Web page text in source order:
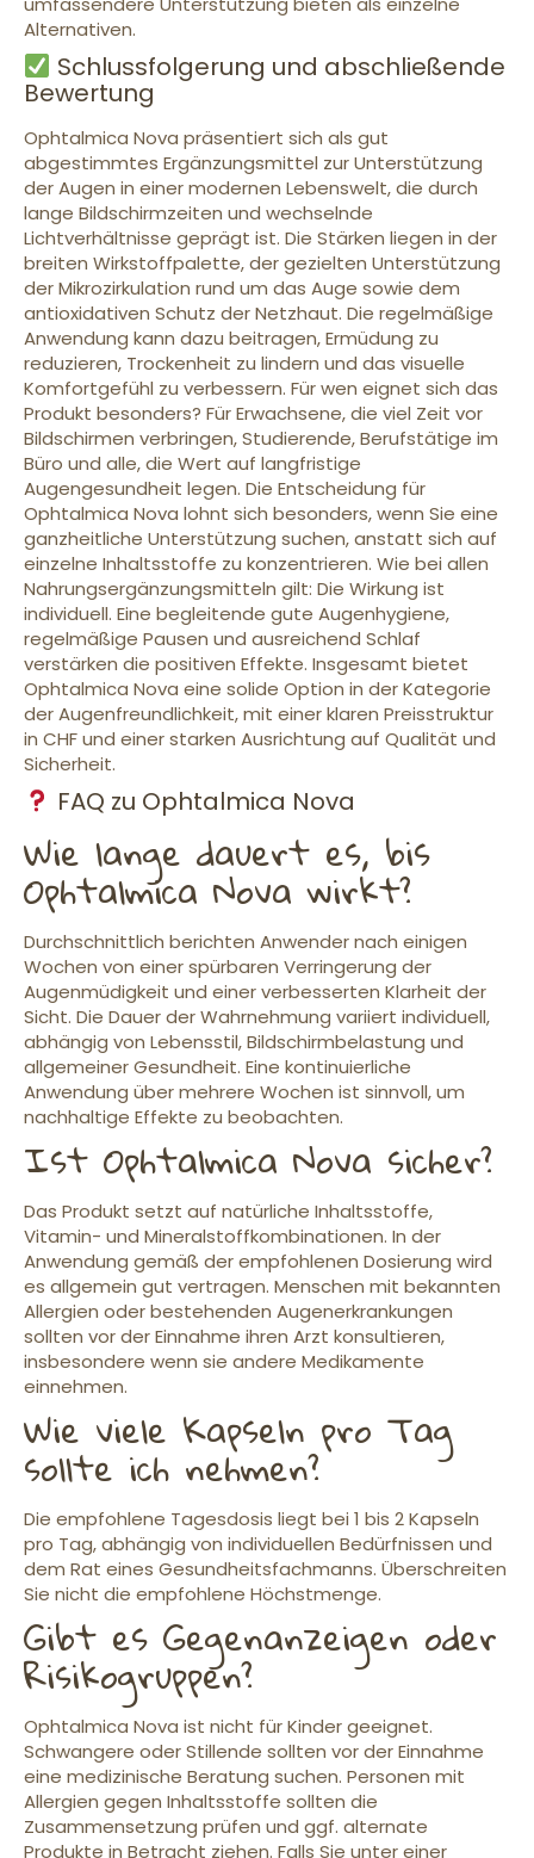
Alternativen.
Schlussfolgerung und abschließende
Bewertung
Ophtalmica Nova präsentiert sich als gut
abgestimmtes Ergänzungsmittel zur Unterstützung
der Augen in einer modernen Lebenswelt, die durch
lange Bildschirmzeiten und wechselnde
Lichtverhältnisse geprägt ist. Die Stärken liegen in der
breiten Wirkstoffpalette, der gezielten Unterstützung
der Mikrozirkulation rund um das Auge sowie dem
antioxidativen Schutz der Netzhaut. Die regelmäßige
Anwendung kann dazu beitragen, Ermüdung zu
reduzieren, Trockenheit zu lindern und das visuelle
Komfortgefühl zu verbessern. Für wen eignet sich das
Produkt besonders? Für Erwachsene, die viel Zeit vor
Bildschirmen verbringen, Studierende, Berufstätige im
Büro und alle, die Wert auf langfristige
Augengesundheit legen. Die Entscheidung für
Ophtalmica Nova lohnt sich besonders, wenn Sie eine
ganzheitliche Unterstützung suchen, anstatt sich auf
einzelne Inhaltsstoffe zu konzentrieren. Wie bei allen
Nahrungsergänzungsmitteln gilt: Die Wirkung ist
individuell. Eine begleitende gute Augenhygiene,
regelmäßige Pausen und ausreichend Schlaf
verstärken die positiven Effekte. Insgesamt bietet
Ophtalmica Nova eine solide Option in der Kategorie
der Augenfreundlichkeit, mit einer klaren Preisstruktur
in CHF und einer starken Ausrichtung auf Qualität und
Sicherheit.
FAQ zu Ophtalmica Nova
Wie lange dauert es, bis
Ophtalmica Nova wirkt?
Durchschnittlich berichten Anwender nach einigen
Wochen von einer spürbaren Verringerung der
Augenmüdigkeit und einer verbesserten Klarheit der
Sicht. Die Dauer der Wahrnehmung variiert individuell,
abhängig von Lebensstil, Bildschirmbelastung und
allgemeiner Gesundheit. Eine kontinuierliche
Anwendung über mehrere Wochen ist sinnvoll, um
nachhaltige Effekte zu beobachten.
Ist Ophtalmica Nova sicher?
Das Produkt setzt auf natürliche Inhaltsstoffe,
Vitamin- und Mineralstoffkombinationen. In der
Anwendung gemäß der empfohlenen Dosierung wird
es allgemein gut vertragen. Menschen mit bekannten
Allergien oder bestehenden Augenerkrankungen
sollten vor der Einnahme ihren Arzt konsultieren,
insbesondere wenn sie andere Medikamente
einnehmen.
Wie viele Kapseln pro Tag
sollte ich nehmen?
Die empfohlene Tagesdosis liegt bei 1 bis 2 Kapseln
pro Tag, abhängig von individuellen Bedürfnissen und
dem Rat eines Gesundheitsfachmanns. Überschreiten
Sie nicht die empfohlene Höchstmenge.
Gibt es Gegenanzeigen oder
Risikogruppen?
Ophtalmica Nova ist nicht für Kinder geeignet.
Schwangere oder Stillende sollten vor der Einnahme
eine medizinische Beratung suchen. Personen mit
Allergien gegen Inhaltsstoffe sollten die
Zusammensetzung prüfen und ggf. alternate
Produkte in Betracht ziehen. Falls Sie unter einer